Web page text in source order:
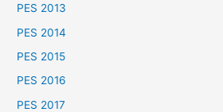
PES 2013
PES 2014
PES 2015
PES 2016
PES 2017